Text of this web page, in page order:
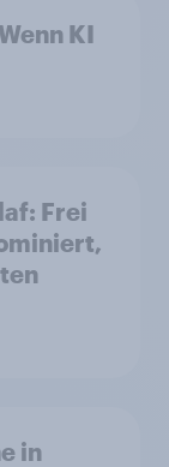
KI
Frei
in